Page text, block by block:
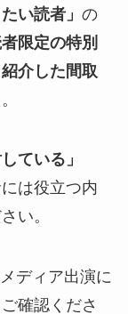
い読者」 の
限定の特別
介した間取
ている」
は役立つ内
い。
ディア出演に
確認くださ